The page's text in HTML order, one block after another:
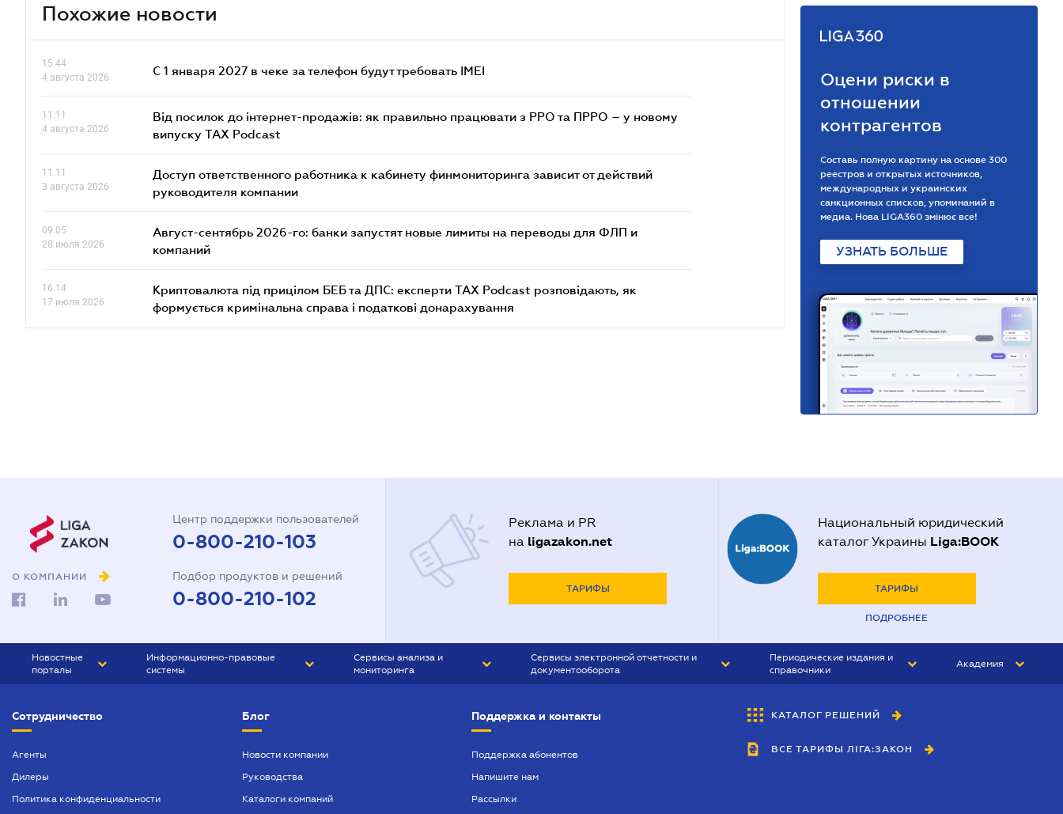
Похожие новости
15.44
4 августа 2026
С 1 января 2027 в чеке за телефон будут требовать IMEI
11.11
4 августа 2026
Від посилок до інтернет-продажів: як правильно працювати з РРО та ПРРО – у новому
випуску TAX Podcast
11.11
3 августа 2026
Доступ ответственного работника к кабинету финмониторинга зависит от действий
руководителя компании
09.05
28 июля 2026
Август-сентябрь 2026-го: банки запустят новые лимиты на переводы для ФЛП и
компаний
16.14
17 июля 2026
Криптовалюта під прицілом БЕБ та ДПС: експерти TAX Podcast розповідають, як
формується кримінальна справа і податкові донарахування
Оцени риски в
отношении
контрагентов
Составь полную картину на основе 300
реестров и открытых источников,
международных и украинских
санкционных списков, упоминаний в
медиа. Нова LIGA360 змінює все!
УЗНАТЬ БОЛЬШЕ
О КОМПАНИИ
Центр поддержки пользователей
0-800-210-103
Подбор продуктов и решений
0-800-210-102
Реклама и PR
на ligazakon.net
ТАРИФЫ
Национальный юридический
каталог Украины Liga:BOOK
ТАРИФЫ
ПОДРОБНЕЕ
Новостные
порталы
БИЗНЕС
Информационно-правовые
системы
БУХГАЛТЕР ПРОФ
ЮРИСТ ПРОФ
Сервисы анализа и
мониторинга
Сервисы электронной отчетности и
документооборота
Периодические издания и
справочники
БУХГАЛТЕР&ЗАКОН
ВЕСТНИК МСФО
Академия
Сотрудничество
Агенты
Дилеры
Политика конфиденциальности
Блог
Новости компании
Руководства
Каталоги компаний
Поддержка и контакты
Поддержка абонентов
Напишите нам
Рассылки
КАТАЛОГ РЕШЕНИЙ
ВСЕ ТАРИФЫ ЛІГА:ЗАКОН